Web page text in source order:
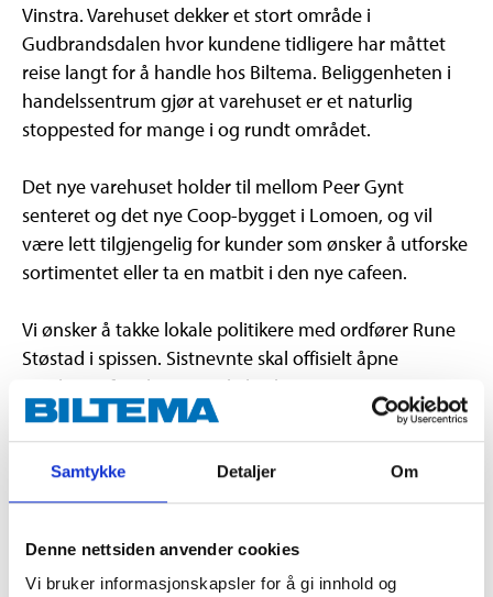
Samtykke Detaljer Om
Denne nettsiden anvender cookies
Vi bruker informasjonskapsler for å gi innhold og
Vinstra. Varehuset dekker et stort område i
Gudbrandsdalen hvor kundene tidligere har måttet
reise langt for å handle hos Biltema. Beliggenheten i
handelssentrum gjør at varehuset er et naturlig
stoppested for mange i og rundt området.
Det nye varehuset holder til mellom Peer Gynt
senteret og det nye Coop-bygget i Lomoen, og vil
være lett tilgjengelig for kunder som ønsker å utforske
sortimentet eller ta en matbit i den nye cafeen.
Vi ønsker å takke lokale politikere med ordfører Rune
Støstad i spissen. Sistnevnte skal offisielt åpne
varehuset førstkommende lørdag.
«Endelig er det klart for åpning i Vinstra, samtidig
feirer vi hele 65 varehus i Norge” sier Dag Bergby,
daglig leder i Biltema Norge. Varehuset innvies med
åpningstilbud og kake.